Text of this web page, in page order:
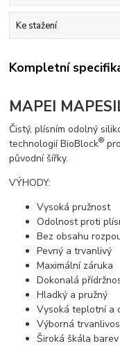
Ke stažení
Kompletní
MAPEI
Čistý, plísním odolný
technologií BioBlock®
původní šířky.
VÝHODY:
Vysoká pružnost
Odolnost proti
Bez obsahu
Pevný a trvanlivý
Maximální záruka
Dokonalá
Hladký a pružný
Vysoká teplotní a
Výborná
Široká škála barev